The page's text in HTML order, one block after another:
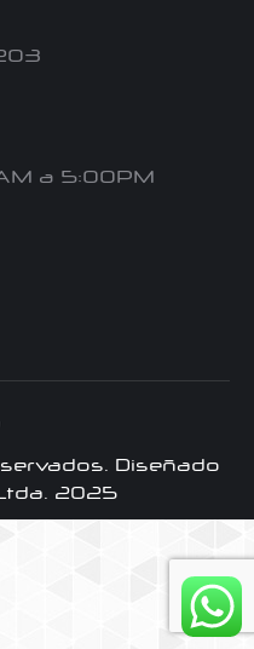
a 5:00PM
Diseñado
2025